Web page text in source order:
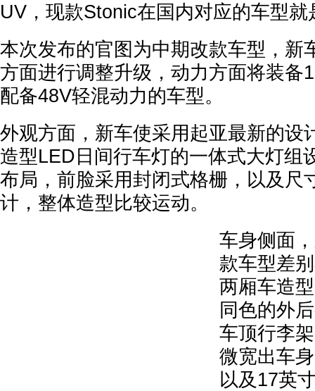
UV，现款Stonic在国内对应的车型就
本次发布的官图为中期改款车型，新
方面进行调整升级，动力方面将装备
配备48V轻混动力的车型。
外观方面，新车使采用起亚最新的设
造型LED日间行车灯的一体式大灯组
布局，前脸采用封闭式格栅，以及尺
计，整体造型比较运动。
车身侧面
款车型差
两厢车造
同色的外
车顶行李
微宽出车
以及17英